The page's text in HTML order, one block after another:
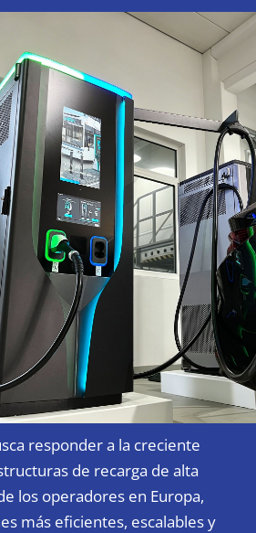
responder a la creciente
de recarga de alta
los operadores en Europa,
más eficientes, escalables y